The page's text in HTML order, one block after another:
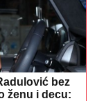
bez
ženu i decu: